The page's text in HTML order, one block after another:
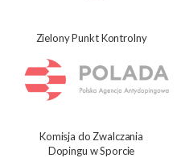
Zielony Punkt Kontrolny
Komisja do Zwalczania
Dopingu w Sporcie